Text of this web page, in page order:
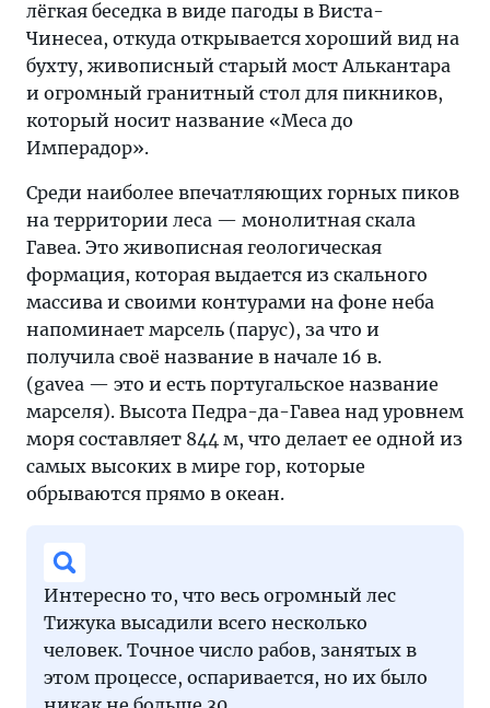
лёгкая беседка в виде пагоды в Виста-
Чинесеа, откуда открывается хороший вид на
бухту, живописный старый мост Алькантара
и огромный гранитный стол для пикников,
который носит название «Меса до
Имперадор».
Среди наиболее впечатляющих горных пиков
на территории леса — монолитная скала
Гавеа. Это живописная геологическая
формация, которая выдается из скального
массива и своими контурами на фоне неба
напоминает марсель (парус), за что и
получила своё название в начале 16 в.
(gavea — это и есть португальское название
марселя). Высота Педра-да-Гавеа над уровнем
моря составляет 844 м, что делает ее одной из
самых высоких в мире гор, которые
обрываются прямо в океан.
Интересно то, что весь огромный лес
Тижука высадили всего несколько
человек. Точное число рабов, занятых в
этом процессе, оспаривается, но их было